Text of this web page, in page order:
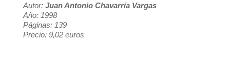
Autor: Juan Antonio Chavarría Vargas
Año: 1998
Páginas: 139
Precio: 9,02 euros